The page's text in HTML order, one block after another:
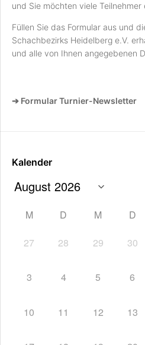
und Sie möchten viele Teilnehmer
Füllen Sie das Formular aus und
Schachbezirks Heidelberg e.V.
und alle von Ihnen angegebenen
➔ Formular Turnier-Newsletter
Kalender
M D M D
27 28 29 30
3 4 5 6
10 11 12 13